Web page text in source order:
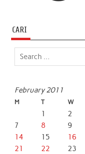
CARI
February 2011
M T W
1 2
7
8 9
14
15 16
21
22 23